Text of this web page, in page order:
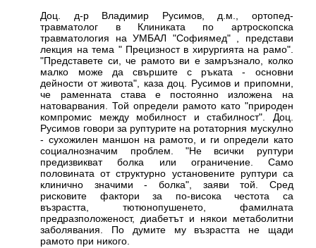
Доц. д-р Владимир Русимов, д.м., ортопед-
травматолог в Клиниката по артроскопска
травматология на УМБАЛ "Софиямед" , представи
лекция на тема " Прецизност в хирургията на рамо".
"Представете си, че рамото ви е замръзнало, колко
малко може да свършите с ръката - основни
дейности от живота", каза доц. Русимов и припомни,
че раменната става е постоянно изложена на
натоварвания. Той определи рамото като "природен
компромис между мобилност и стабилност". Доц.
Русимов говори за руптурите на ротаторния мускулно
- сухожилен маншон на рамото, и ги определи като
социалнозначим проблем. "Не всички руптури
предизвикват болка или ограничение. Само
половината от структурно установените руптури са
клинично значими - болка", заяви той. Сред
рисковите фактори за по-висока честота са
възрастта, тютюнопушенето, фамилната
предразположеност, диабетът и някои метаболитни
заболявания. По думите му възрастта не щади
рамото при никого.